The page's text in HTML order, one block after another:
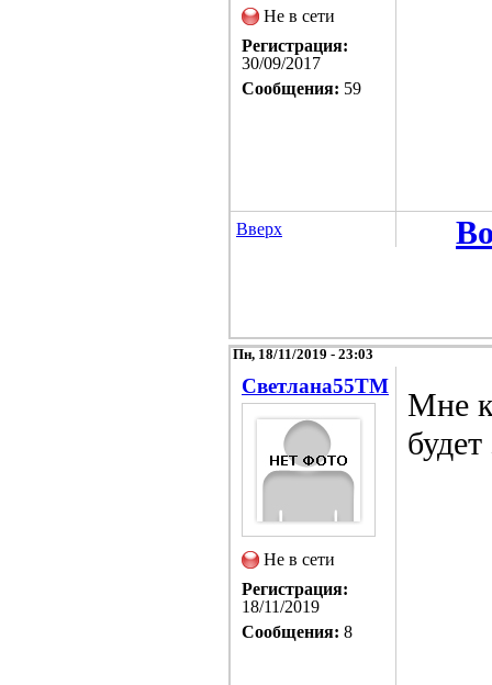
Не в сети
Регистрация:
30/09/2017
Сообщения: 59
Вверх
Пн, 18/11/2019 - 23:03
Светлана55TM
Не в сети
Регистрация:
18/11/2019
Сообщения: 8
Мне